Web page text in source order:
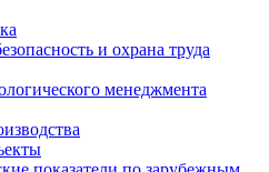
и охрана труда
менеджмента